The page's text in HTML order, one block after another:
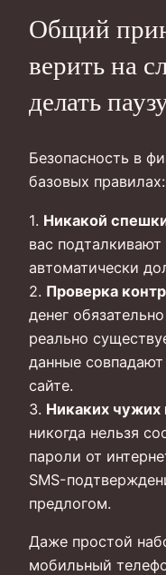
Общий
верить на
делать
Безопасность в
базовых правилах:
1. Никакой
вас
автоматически
2. Проверка
денег
реально
данные
сайте.
3. Никаких чужих
никогда нельзя
пароли от
SMS-
предлогом.
Даже простой
мобильный